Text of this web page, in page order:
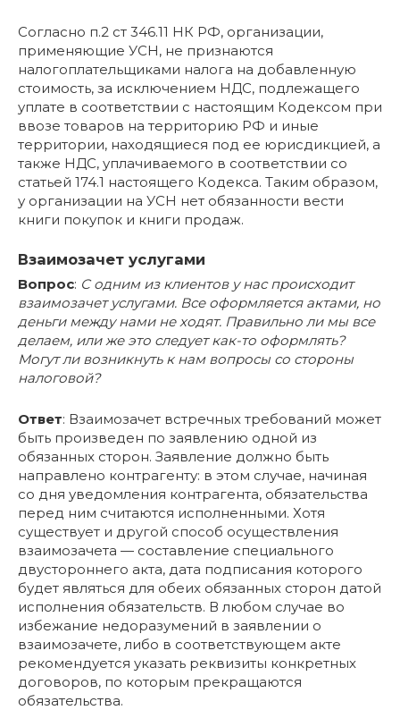
Согласно п.2 ст 346.11 НК РФ, организации,
применяющие УСН, не признаются
налогоплательщиками налога на добавленную
стоимость, за исключением НДС, подлежащего
уплате в соответствии с настоящим Кодексом при
ввозе товаров на территорию РФ и иные
территории, находящиеся под ее юрисдикцией, а
также НДС, уплачиваемого в соответствии со
статьей 174.1 настоящего Кодекса. Таким образом,
у организации на УСН нет обязанности вести
книги покупок и книги продаж.
Взаимозачет услугами
Вопрос: С одним из клиентов у нас происходит
взаимозачет услугами. Все оформляется актами, но
деньги между нами не ходят. Правильно ли мы все
делаем, или же это следует как-то оформлять?
Могут ли возникнуть к нам вопросы со стороны
налоговой?
Ответ: Взаимозачет встречных требований может
быть произведен по заявлению одной из
обязанных сторон. Заявление должно быть
направлено контрагенту: в этом случае, начиная
со дня уведомления контрагента, обязательства
перед ним считаются исполненными. Хотя
существует и другой способ осуществления
взаимозачета — составление специального
двустороннего акта, дата подписания которого
будет являться для обеих обязанных сторон датой
исполнения обязательств. В любом случае во
избежание недоразумений в заявлении о
взаимозачете, либо в соответствующем акте
рекомендуется указать реквизиты конкретных
договоров, по которым прекращаются
обязательства.